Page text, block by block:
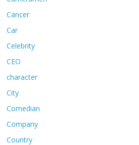
Cancer
Car
Celebrity
CEO
character
City
Comedian
Company
Country